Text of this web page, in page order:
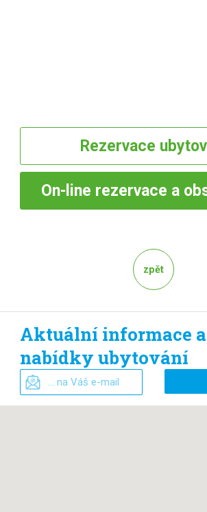
Rezervace
On-line rezervace a
zpět
Aktuální informace
nabídky ubytování